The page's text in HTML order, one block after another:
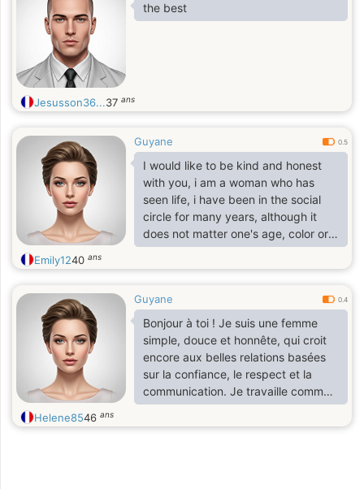
the best
Jesusson36...37 ans
Guyane 0.5
I would like to be kind and honest
with you, i am a woman who has
seen life, i have been in the social
circle for many years, although it
does not matter one's age, color or
achievement,
Emily1240 ans
Guyane 0.4
Bonjour à toi ! Je suis une femme
simple, douce et honnête, qui croit
encore aux belles relations basées
sur la confiance, le respect et la
communication. Je travaille comme
esthéticienne et je vends également
des vêtements en ligne — j’aime ce
Helene8546 ans